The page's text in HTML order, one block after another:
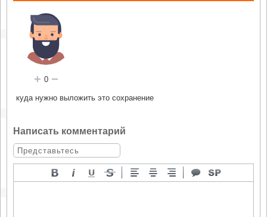
+ 0 −
куда нужно выложить это сохранение
Написать комментарий